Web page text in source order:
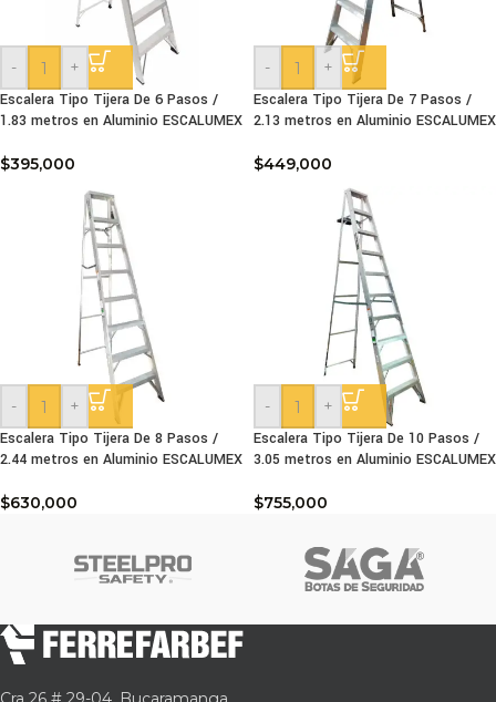
-
+
Escalera Tipo Tijera De 6 Pasos /
1.83 metros en Aluminio ESCALUMEX
$395,000
-
+
Escalera Tipo Tijera De 7 Pasos /
2.13 metros en Aluminio ESCALUMEX
$449,000
-
+
Escalera Tipo Tijera De 8 Pasos /
2.44 metros en Aluminio ESCALUMEX
$630,000
-
+
Escalera Tipo Tijera De 10 Pasos /
3.05 metros en Aluminio ESCALUMEX
$755,000